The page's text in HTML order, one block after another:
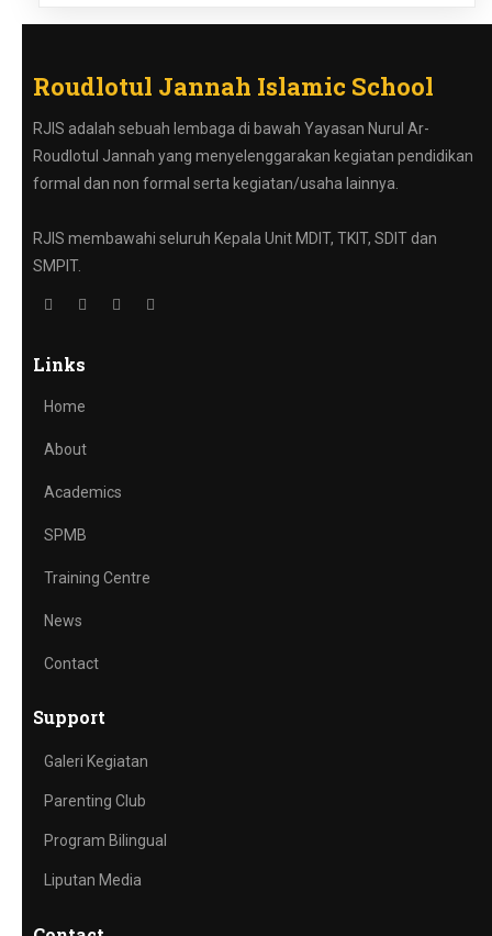
Roudlotul Jannah Islamic School
RJIS adalah sebuah lembaga di bawah Yayasan Nurul Ar-
Roudlotul Jannah yang menyelenggarakan kegiatan pendidikan
formal dan non formal serta kegiatan/usaha lainnya.
RJIS membawahi seluruh Kepala Unit MDIT, TKIT, SDIT dan
SMPIT.
Links
Home
About
Academics
SPMB
Training Centre
News
Contact
Support
Galeri Kegiatan
Parenting Club
Program Bilingual
Liputan Media